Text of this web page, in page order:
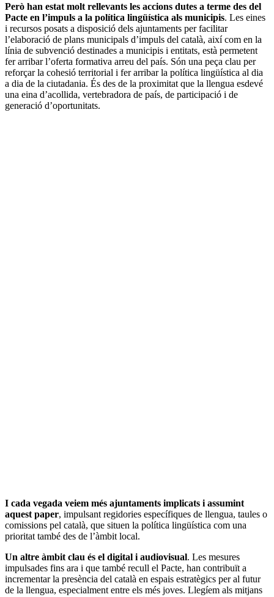
Però han estat molt rellevants les accions dutes a terme des del
Pacte en l’impuls a la política lingüística als municipis. Les eines
i recursos posats a disposició dels ajuntaments per facilitar
l’elaboració de plans municipals d’impuls del català, així com en la
línia de subvenció destinades a municipis i entitats, està permetent
fer arribar l’oferta formativa arreu del país. Són una peça clau per
reforçar la cohesió territorial i fer arribar la política lingüística al dia
a dia de la ciutadania. És des de la proximitat que la llengua esdevé
una eina d’acollida, vertebradora de país, de participació i de
generació d’oportunitats.
I cada vegada veiem més ajuntaments implicats i assumint
aquest paper, impulsant regidories específiques de llengua, taules o
comissions pel català, que situen la política lingüística com una
prioritat també des de l’àmbit local.
Un altre àmbit clau és el digital i audiovisual. Les mesures
impulsades fins ara i que també recull el Pacte, han contribuït a
incrementar la presència del català en espais estratègics per al futur
de la llengua, especialment entre els més joves. Llegíem als mitjans